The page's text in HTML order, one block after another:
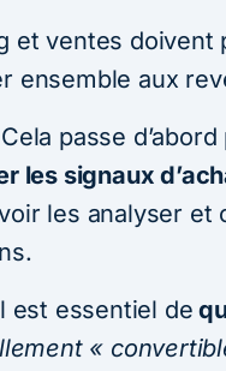
et ventes doivent
ensemble aux
Cela passe d’abord
les signaux
les analyser
est essentiel de
«